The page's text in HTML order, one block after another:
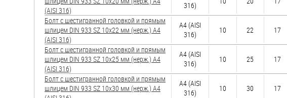
Шпильки
Шплинты
Штифты и пальцы
(AISI 316)
316)
Болт с шестигранной головкой и прямым
шлицем DIN 933 SZ 10х22 мм (нерж.) A4
(AISI 316)
A4 (AISI
316)
10 22 17
Болт с шестигранной головкой и прямым
шлицем DIN 933 SZ 10х25 мм (нерж.) A4
(AISI 316)
A4 (AISI
316)
10 25 17
Болт с шестигранной головкой и прямым
шлицем DIN 933 SZ 10х30 мм (нерж.) A4
A4 (AISI
316)
10 30 17